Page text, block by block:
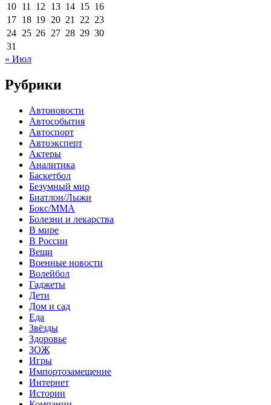
10 11 12 13 14 15 16
17 18 19 20 21 22 23
24 25 26 27 28 29 30
31
« Июл
Рубрики
Автоновости
Автособытия
Автоспорт
Автоэксперт
Актеры
Аналитика
Баскетбол
Безумный мир
Биатлон/Лыжи
Бокс/MMA
Болезни и лекарства
В мире
В России
Вещи
Военные новости
Волейбол
Гаджеты
Дети
Дом и сад
Еда
Звёзды
Здоровье
ЗОЖ
Игры
Импортозамещение
Интернет
Истории